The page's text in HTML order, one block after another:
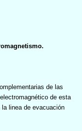
de las
de esta
linea de evacuación